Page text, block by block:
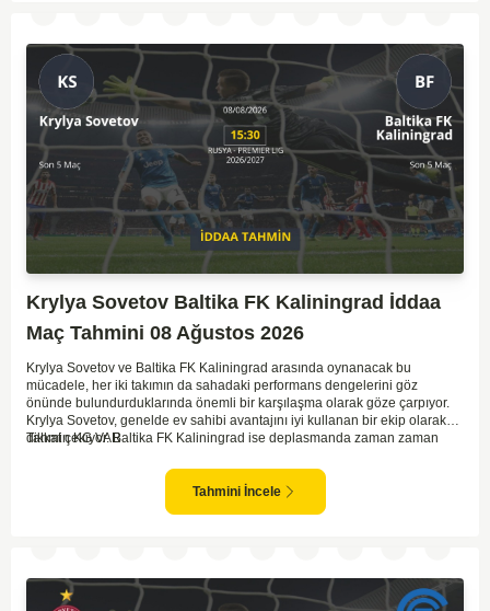
Krylya Sovetov Baltika FK Kaliningrad İddaa
Maç Tahmini 08 Ağustos 2026
Krylya Sovetov ve Baltika FK Kaliningrad arasında oynanacak bu
mücadele, her iki takımın da sahadaki performans dengelerini göz
önünde bulundurduklarında önemli bir karşılaşma olarak göze çarpıyor.
Krylya Sovetov, genelde ev sahibi avantajını iyi kullanan bir ekip olarak
dikkat çekiyor. Baltika FK Kaliningrad ise deplasmanda zaman zaman
ve seyirci desteğini arkasına alarak gol yollarında etkili olması, maçın
seyrini değiştirebilecek bir faktör olarak değerlendiriliyor. Bununla birlikte,
Baltika'nın savunma direncini kırabilmesi, maçı daha heyecanlı hale
Tahmin KG VAR
Tahmini İncele